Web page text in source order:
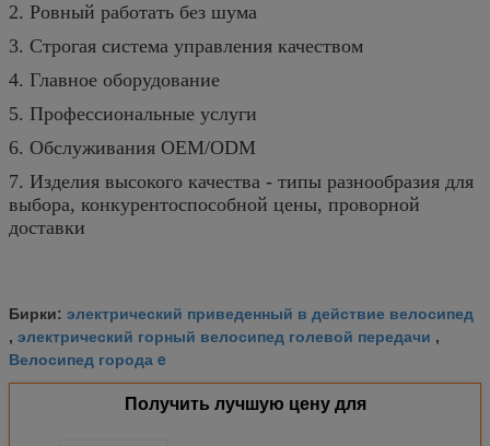
2. Ровный работать без шума
3. Строгая система управления качеством
4. Главное оборудование
5. Профессиональные услуги
6. Обслуживания OEM/ODM
7. Изделия высокого качества - типы разнообразия для
выбора, конкурентоспособной цены, проворной
доставки
Бирки: электрический приведенный в действие велосипед
, электрический горный велосипед голевой передачи ,
Велосипед города e
Получить лучшую цену для